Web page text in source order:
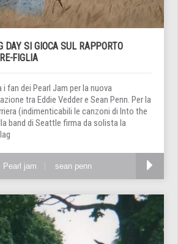
DAY SI GIOCA SUL RAPPORTO
FIGLIA
i fan dei Pearl Jam per la nuova
tra Eddie Vedder e Sean Penn. Per la
(indimenticabili le canzoni di Into the
band di Seattle firma da solista la
Pearl jam sean penn